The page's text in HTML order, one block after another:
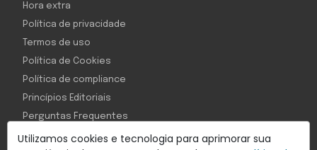
Utilizamos cookies e tecnologia para aprimorar sua
Hora extra
Política de privacidade
Termos de uso
Política de Cookies
Política de compliance
Princípios Editoriais
Perguntas Frequentes